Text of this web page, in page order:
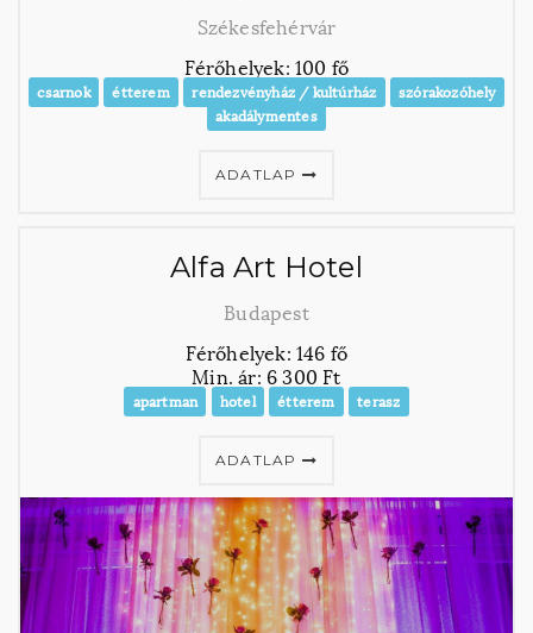
Székesfehérvár
Férőhelyek: 100 fő
csarnok étterem rendezvényház / kultúrház
szórakozóhely
akadálymentes
ADATLAP
Alfa Art Hotel
Budapest
Férőhelyek: 146 fő
Min. ár: 6 300 Ft
apartman hotel étterem terasz
ADATLAP